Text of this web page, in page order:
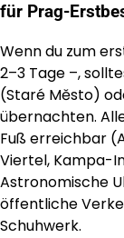
für Prag-
Wenn du zum
2–3 Tage –,
(Staré Město)
übernachten.
Fuß erreichbar
Viertel, Kampa-
Astronomische
öffentliche
Schuhwerk.